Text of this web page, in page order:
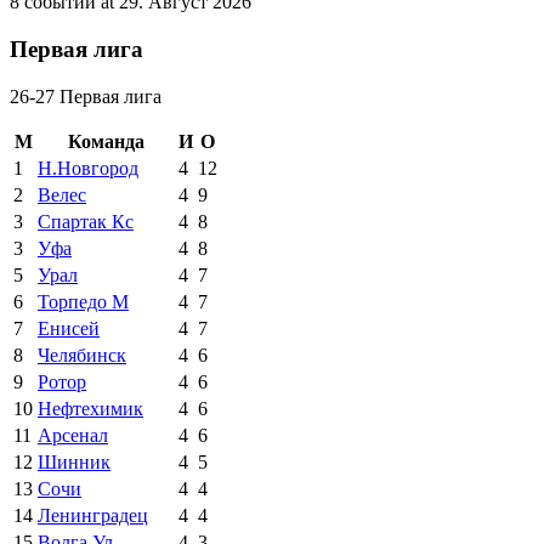
Первая лига
26-27 Первая лига
М Команда И О
1
Н.Новгород 4 12
2
Велес 4 9
3
Спартак Кс 4 8
3
Уфа 4 8
5
Урал 4 7
6
Торпедо М 4 7
7
Енисей 4 7
8
Челябинск 4 6
9
Ротор 4 6
10 Нефтехимик 4 6
11 Арсенал 4 6
12 Шинник 4 5
13 Сочи 4 4
14 Ленинградец 4 4